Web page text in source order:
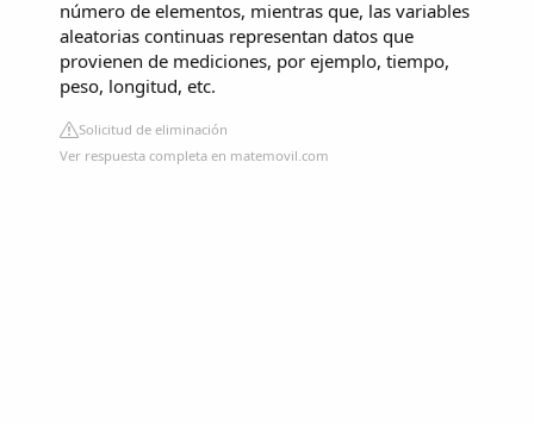
número de elementos, mientras que, las variables
aleatorias continuas representan datos que
provienen de mediciones, por ejemplo, tiempo,
peso, longitud, etc.
Solicitud de eliminación
Ver respuesta completa en matemovil.com